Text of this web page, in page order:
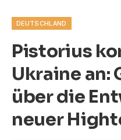
DEUTSCHLAND
Pistorius
Ukraine an:
über die
neuer